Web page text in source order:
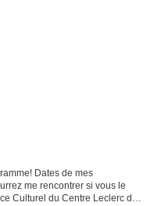
Dates de mes
me rencontrer si vous le
Culturel du Centre Leclerc de